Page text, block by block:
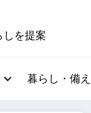
しを提案
暮らし・備え